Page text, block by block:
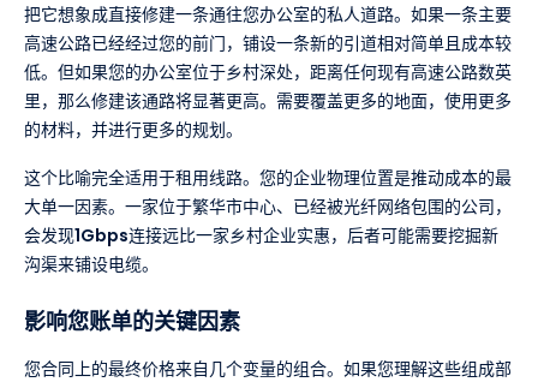
把它想象成直接修建一条通往您办公室的私人道路。如果一条主要
高速公路已经经过您的前门，铺设一条新的引道相对简单且成本较
低。但如果您的办公室位于乡村深处，距离任何现有高速公路数英
里，那么修建该通路将显著更高。需要覆盖更多的地面，使用更多
的材料，并进行更多的规划。
这个比喻完全适用于租用线路。您的企业物理位置是推动成本的最
大单一因素。一家位于繁华市中心、已经被光纤网络包围的公司，
会发现1Gbps连接远比一家乡村企业实惠，后者可能需要挖掘新
沟渠来铺设电缆。
影响您账单的关键因素
您合同上的最终价格来自几个变量的组合。如果您理解这些组成部